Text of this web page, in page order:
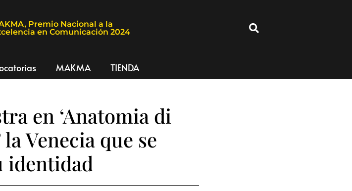
Premio Nacional a la
en Comunicación 2024
MAKMA TIENDA
en ‘Anatomia di
Venecia que se
identidad